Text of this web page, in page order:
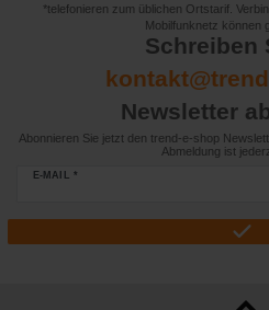
*telefonieren zum üblichen Ortstarif.
Mobilfunknetz können
Schreiben
Newsletter
Abonnieren Sie jetzt den trend-e-shop
Abmeldung ist
E-MAIL *